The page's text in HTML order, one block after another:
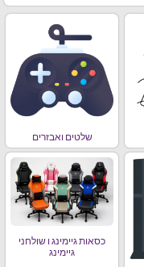
שלטים ואבזרים
כסאות גיימינג ו שולחני
גיימינג